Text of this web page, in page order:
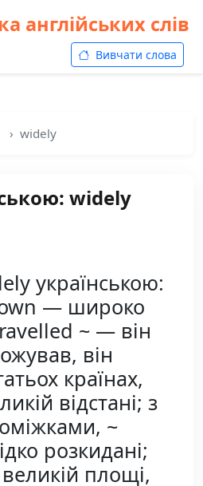
англійських слів
Вивчати слова
widely
widely
українською:
— широко
~ — він
він
країнах,
відстані; з
~
розкидані;
площі,